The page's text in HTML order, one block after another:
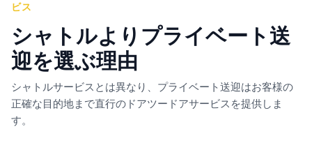
ビス
シャトルよりプライベート送
迎を選ぶ理由
シャトルサービスとは異なり、プライベート送迎はお客様の
正確な目的地まで直行のドアツードアサービスを提供しま
す。